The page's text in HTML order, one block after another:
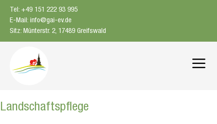
Tel: +49 151 222 93 995
E-Mail: info@gai-ev.de
Sitz: Münterstr. 2, 17489 Greifswald
Landschaftspflege